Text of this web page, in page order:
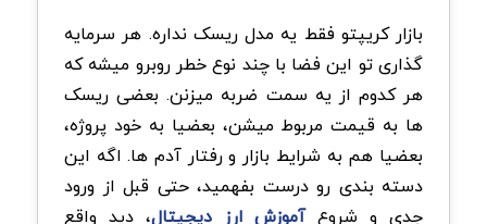
بازار کریپتو فقط یه مدل ریسک نداره. هر سرمایه
گذاری تو این فضا با چند نوع خطر روبرو میشه که
هر کدوم از یه سمت ضربه میزنن. بعضی ریسک
ها به قیمت مربوط میشن، بعضیا به خود پروژه،
بعضیا هم به شرایط بازار و رفتار آدم ها. اگه این
دسته بندی رو درست بفهمید، حتی قبل از ورود
جدی و شروعآموزش ارز دیجیتال، دید واقع